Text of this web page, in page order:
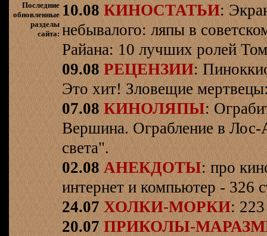
Последние
обновленные
разделы
сайта:
10.08 КИНОСТАТЬИ:
небывалого: ляпы в
Райана: 10 лучших ролей
09.08 РЕЦЕНЗИИ:
Это хит! Зловещие
07.08 КИНОЛЯПЫ:
Вершина. Ограбление в
света".
02.08 АНЕКДОТЫ: про
интернет и компьютер - 326
24.07 ХОЛКИ-МОРКИ: 223
20.07 ПРИКОЛЫ-